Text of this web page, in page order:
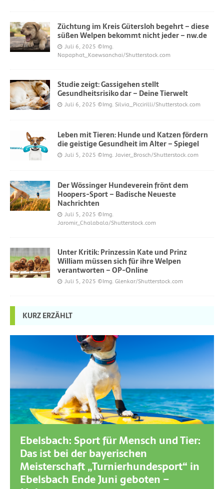
Züchtung im Kreis Gütersloh begehrt – diese
süßen Welpen bekommt nicht jeder – nw.de
Juli 6, 2025 ©Img.
Napaphat_Kaewsanchai/Shutterstock.com
Studie zeigt: Gassigehen stellt
Gesundheitsrisiko dar – Deine Tierwelt
Juli 6, 2025 ©Img. Silvia_Piccirilli/Shutterstock.com
Leben mit Tieren: Hunde und Katzen fördern
die geistige Gesundheit im Alter – Spiegel
Juli 5, 2025 ©Img. Javier_Brosch/Shutterstock.com
Der Wössinger Hundeverein frönt dem
Hoopers-Sport – Badische Neueste
Nachrichten
Juli 5, 2025 ©Img.
Jaromir_Chalabala/Shutterstock.com
Unter Kritik: Prinzessin Kate und Prinz
William müssen sich für ihre Welpen
verantworten – OP-Online
Juli 5, 2025 ©Img. Glenkar/Shutterstock.com
KURZ ERZÄHLT
Ebelsbach: Sport für Mensch und Tier:
Das ist bei der bayerischen
Meisterschaft „Turnierhundesport“ in
Ebelsbach Ende Juni geboten –